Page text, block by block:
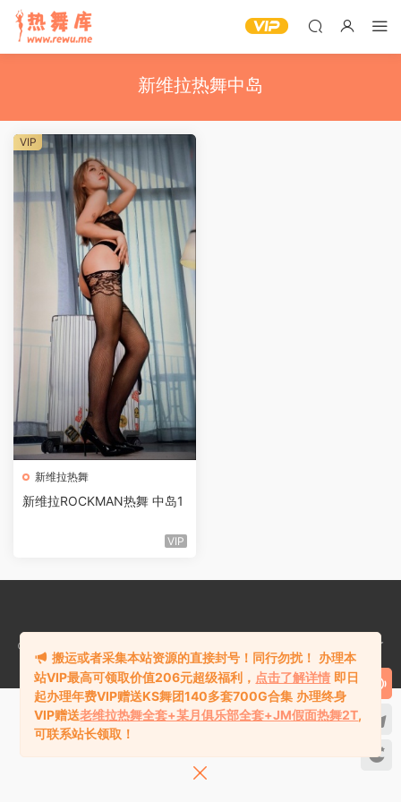
新维拉热舞中岛
新维拉热舞
新维拉ROCKMAN热舞 中岛1
VIP
VIP
©2018-2024
版权所有站内资源均收集于网络，若侵犯了
您的合法权益，请联系站长删除！
搬运或者采集本站资源的直接封号！同行勿扰！ 办理本
站VIP最高可领取价值206元超级福利， 点击了解详情 即日
起办理年费VIP赠送KS舞团140多套700G合集 办理终身
VIP赠送老维拉热舞全套+某月俱乐部全套+JM假面热舞2T,
可联系站长领取！